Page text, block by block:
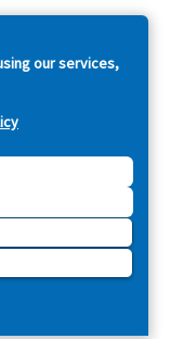
our services,
Reserved.
Buytaert.